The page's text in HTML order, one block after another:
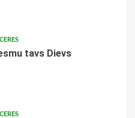
tavs Dievs